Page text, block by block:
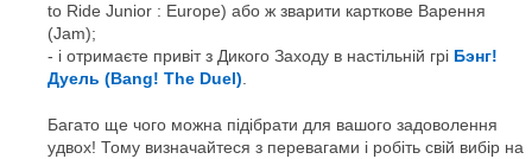
to Ride Junior : Europe) або ж зварити карткове Варення
(Jam);
і отримаєте привіт з Дикого Заходу в настільній грі Бэнг!
Дуель (Bang! The Duel).
Багато ще чого можна підібрати для вашого задоволення
удвох! Тому визначайтеся з перевагами і робіть свій вибір на